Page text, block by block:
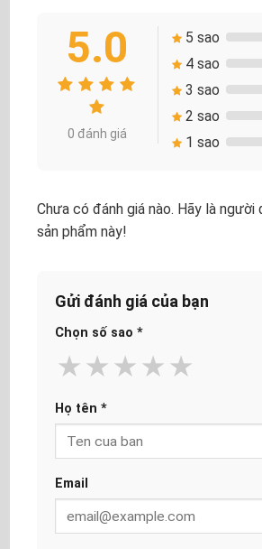
5.0
0 đánh giá
5 sao
4 sao
3 sao
2 sao
1 sao
Chưa có đánh giá nào. Hãy là người
sản phẩm này!
Gửi đánh giá của bạn
Chọn số sao *
★
★
★
★
★
Họ tên *
Email